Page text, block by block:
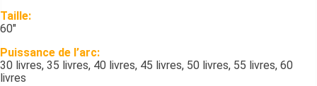
Taille:
60″
Puissance de l’arc:
30 livres, 35 livres, 40 livres, 45 livres, 50 livres, 55 livres, 60
livres